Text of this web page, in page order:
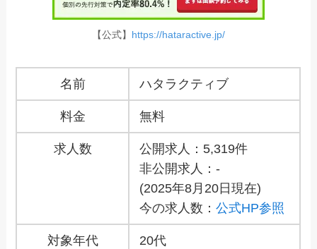
【公式】 https://hataractive.jp/
名前 ハタラクティブ
料金 無料
求人数
公開求人：5,319件
非公開求人：-
(2025年8月20日現在)
今の求人数： 公式HP参照
対象年代 20代